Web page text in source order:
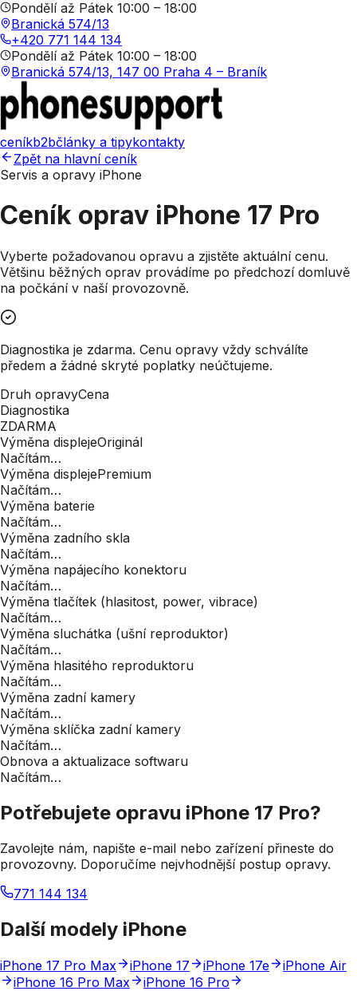
Pondělí až Pátek 10:00 – 18:00
Branická 574/13
+420 771 144 134
Pondělí až Pátek 10:00 – 18:00
Branická 574/13, 147 00 Praha 4 – Braník
ceníkb2bčlánky a tipykontakty
Zpět na hlavní ceník
Servis a opravy iPhone
Ceník oprav iPhone 17 Pro
Vyberte požadovanou opravu a zjistěte aktuální cenu.
Většinu běžných oprav provádíme po předchozí domluvě
na počkání v naší provozovně.
Diagnostika je zdarma. Cenu opravy vždy schválíte
předem a žádné skryté poplatky neúčtujeme.
Druh opravyCena
Diagnostika
ZDARMA
Výměna displejeOriginál
Načítám…
Výměna displejePremium
Načítám…
Výměna baterie
Načítám…
Výměna zadního skla
Načítám…
Výměna napájecího konektoru
Načítám…
Výměna tlačítek (hlasitost, power, vibrace)
Načítám…
Výměna sluchátka (ušní reproduktor)
Načítám…
Výměna hlasitého reproduktoru
Načítám…
Výměna zadní kamery
Načítám…
Výměna sklíčka zadní kamery
Načítám…
Obnova a aktualizace softwaru
Načítám…
Potřebujete opravu iPhone 17 Pro?
Zavolejte nám, napište e-mail nebo zařízení přineste do
provozovny. Doporučíme nejvhodnější postup opravy.
771 144 134
Další modely iPhone
iPhone 17 Pro Max iPhone 17 iPhone 17e
iPhone Air
iPhone 16 Pro Max
iPhone 16 Pro